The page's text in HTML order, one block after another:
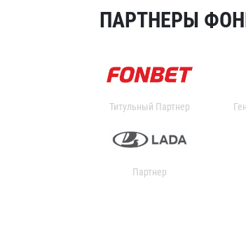
ПАРТНЕРЫ
Титульный Партнер
Партнер